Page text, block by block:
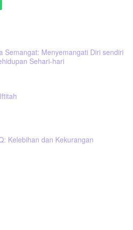
Semangat: Menyemangati Diri sendiri
Sehari-hari
Kelebihan dan Kekurangan